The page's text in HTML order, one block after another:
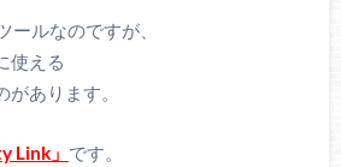
ルなのですが、
使える
あります。
Link」 です。